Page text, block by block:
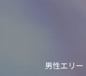
男性エリ